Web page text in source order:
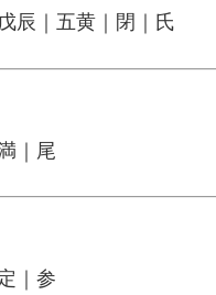
辰｜五黄｜閉｜氏
｜尾
｜参